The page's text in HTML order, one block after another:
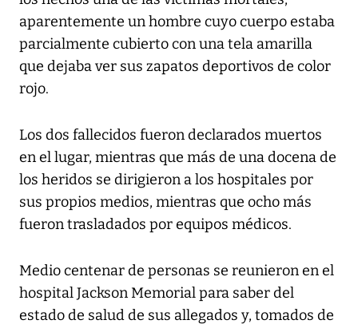
aparentemente un hombre cuyo cuerpo estaba
parcialmente cubierto con una tela amarilla
que dejaba ver sus zapatos deportivos de color
rojo.
Los dos fallecidos fueron declarados muertos
en el lugar, mientras que más de una docena de
los heridos se dirigieron a los hospitales por
sus propios medios, mientras que ocho más
fueron trasladados por equipos médicos.
Medio centenar de personas se reunieron en el
hospital Jackson Memorial para saber del
estado de salud de sus allegados y, tomados de